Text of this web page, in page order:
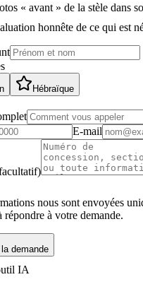
« avant » de la stèle dans
honnête de ce qui est
Hébraïque
E-mail
nous sont envoyées
répondre à votre demande.
demande
IA